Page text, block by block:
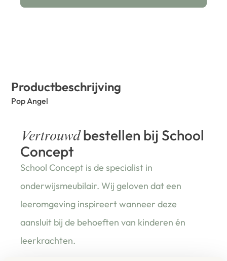
Productbeschrijving
Pop Angel
Vertrouwdbestellen bij School
Concept
School Concept is de specialist in
onderwijsmeubilair. Wij geloven dat een
leeromgeving inspireert wanneer deze
aansluit bij de behoeften van kinderen én
leerkrachten.